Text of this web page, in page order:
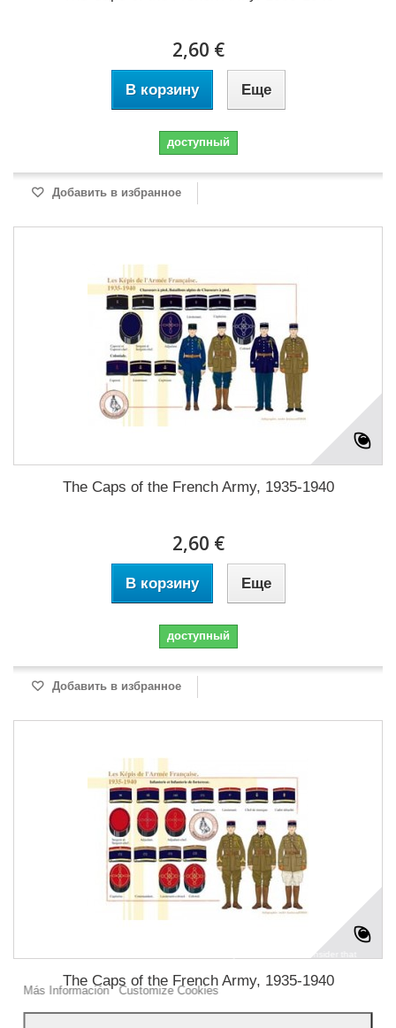
2,60 €
В корзину Еще
доступный
Добавить в избранное
The Caps of the French Army, 1935-1940
2,60 €
В корзину Еще
доступный
Добавить в избранное
The Caps of the French Army, 1935-1940
Our webstore uses cookies to offer a better user experience and we consider that
Más Información Customize Cookies